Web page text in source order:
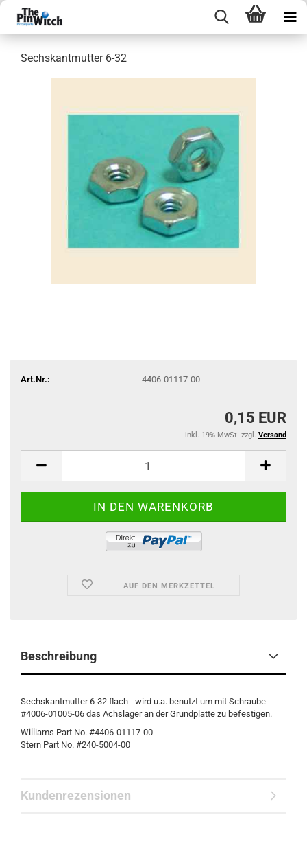
Sechskantmutter 6-32
Art.Nr.: 4406-01117-00
0,15 EUR
inkl. 19% MwSt. zzgl. Versand
AUF DEN MERKZETTEL
Beschreibung
Sechskantmutter 6-32 flach - wird u.a. benutzt um mit Schraube
#4006-01005-06 das Achslager an der Grundplatte zu befestigen.
Williams Part No. #4406-01117-00
Stern Part No. #240-5004-00
Kundenrezensionen